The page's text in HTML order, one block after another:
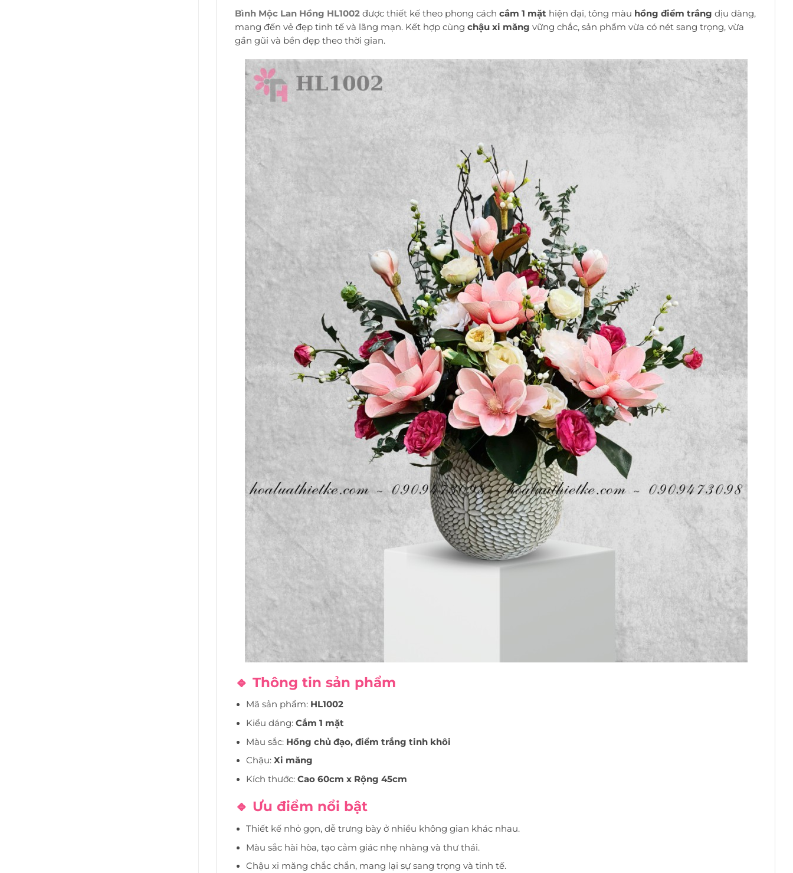
Bình Mộc Lan Hồng HL1002 được thiết kế theo phong cách cắm 1 mặt hiện đại, tông màu hồng điểm trắng dịu dàng,
mang đến vẻ đẹp tinh tế và lãng mạn. Kết hợp cùng chậu xi măng vững chắc, sản phẩm vừa có nét sang trọng, vừa
gần gũi và bền đẹp theo thời gian.
🔹 Thông tin sản phẩm
Mã sản phẩm: HL1002
Kiểu dáng: Cắm 1 mặt
Màu sắc: Hồng chủ đạo, điểm trắng tinh khôi
Chậu: Xi măng
Kích thước: Cao 60cm x Rộng 45cm
🔹 Ưu điểm nổi bật
Thiết kế nhỏ gọn, dễ trưng bày ở nhiều không gian khác nhau.
Màu sắc hài hòa, tạo cảm giác nhẹ nhàng và thư thái.
Chậu xi măng chắc chắn, mang lại sự sang trọng và tinh tế.